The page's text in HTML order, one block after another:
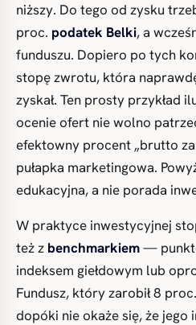
niższy. Do tego od zysku
proc. podatek Belki, a
funduszu. Dopiero po tych
stopę zwrotu, która
zyskał. Ten prosty przykład
ocenie ofert nie wolno
efektowny procent „brutto
pułapka marketingowa.
edukacyjna, a nie porada
W praktyce inwestycyjnej
też z benchmarkiem—
indeksem giełdowym lub
Fundusz, który zarobił 8
dopóki nie okaże się, że jego